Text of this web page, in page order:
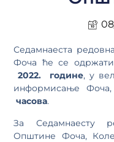
Седамнаеста
Фоча ће се
2022. године, у
информисање
часова.
За Седамнаесту
Општине Фоча,